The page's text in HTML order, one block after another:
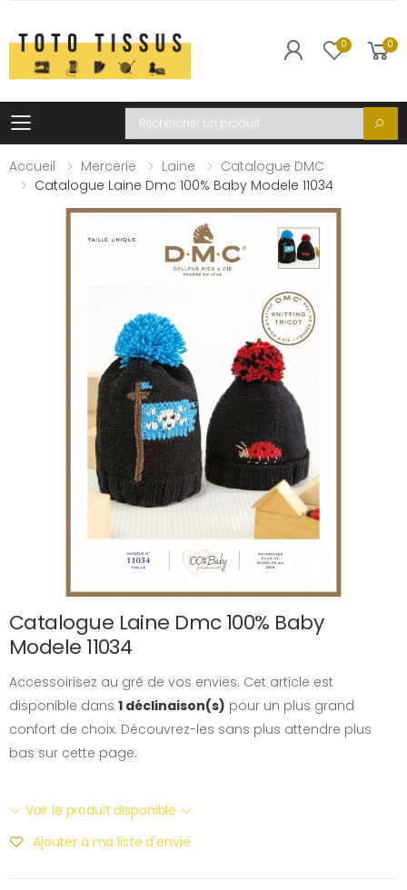
0 0
Toggle mobile menu
Recherche
Accueil
Mercerie Laine
Catalogue DMC
Catalogue Laine Dmc 100% Baby Modele 11034
Catalogue Laine Dmc 100% Baby
Modele 11034
Accessoirisez au gré de vos envies. Cet article est
disponible dans 1 déclinaison(s) pour un plus grand
confort de choix. Découvrez-les sans plus attendre plus
bas sur cette page.
Voir le produit disponible
Ajouter à ma liste d'envie